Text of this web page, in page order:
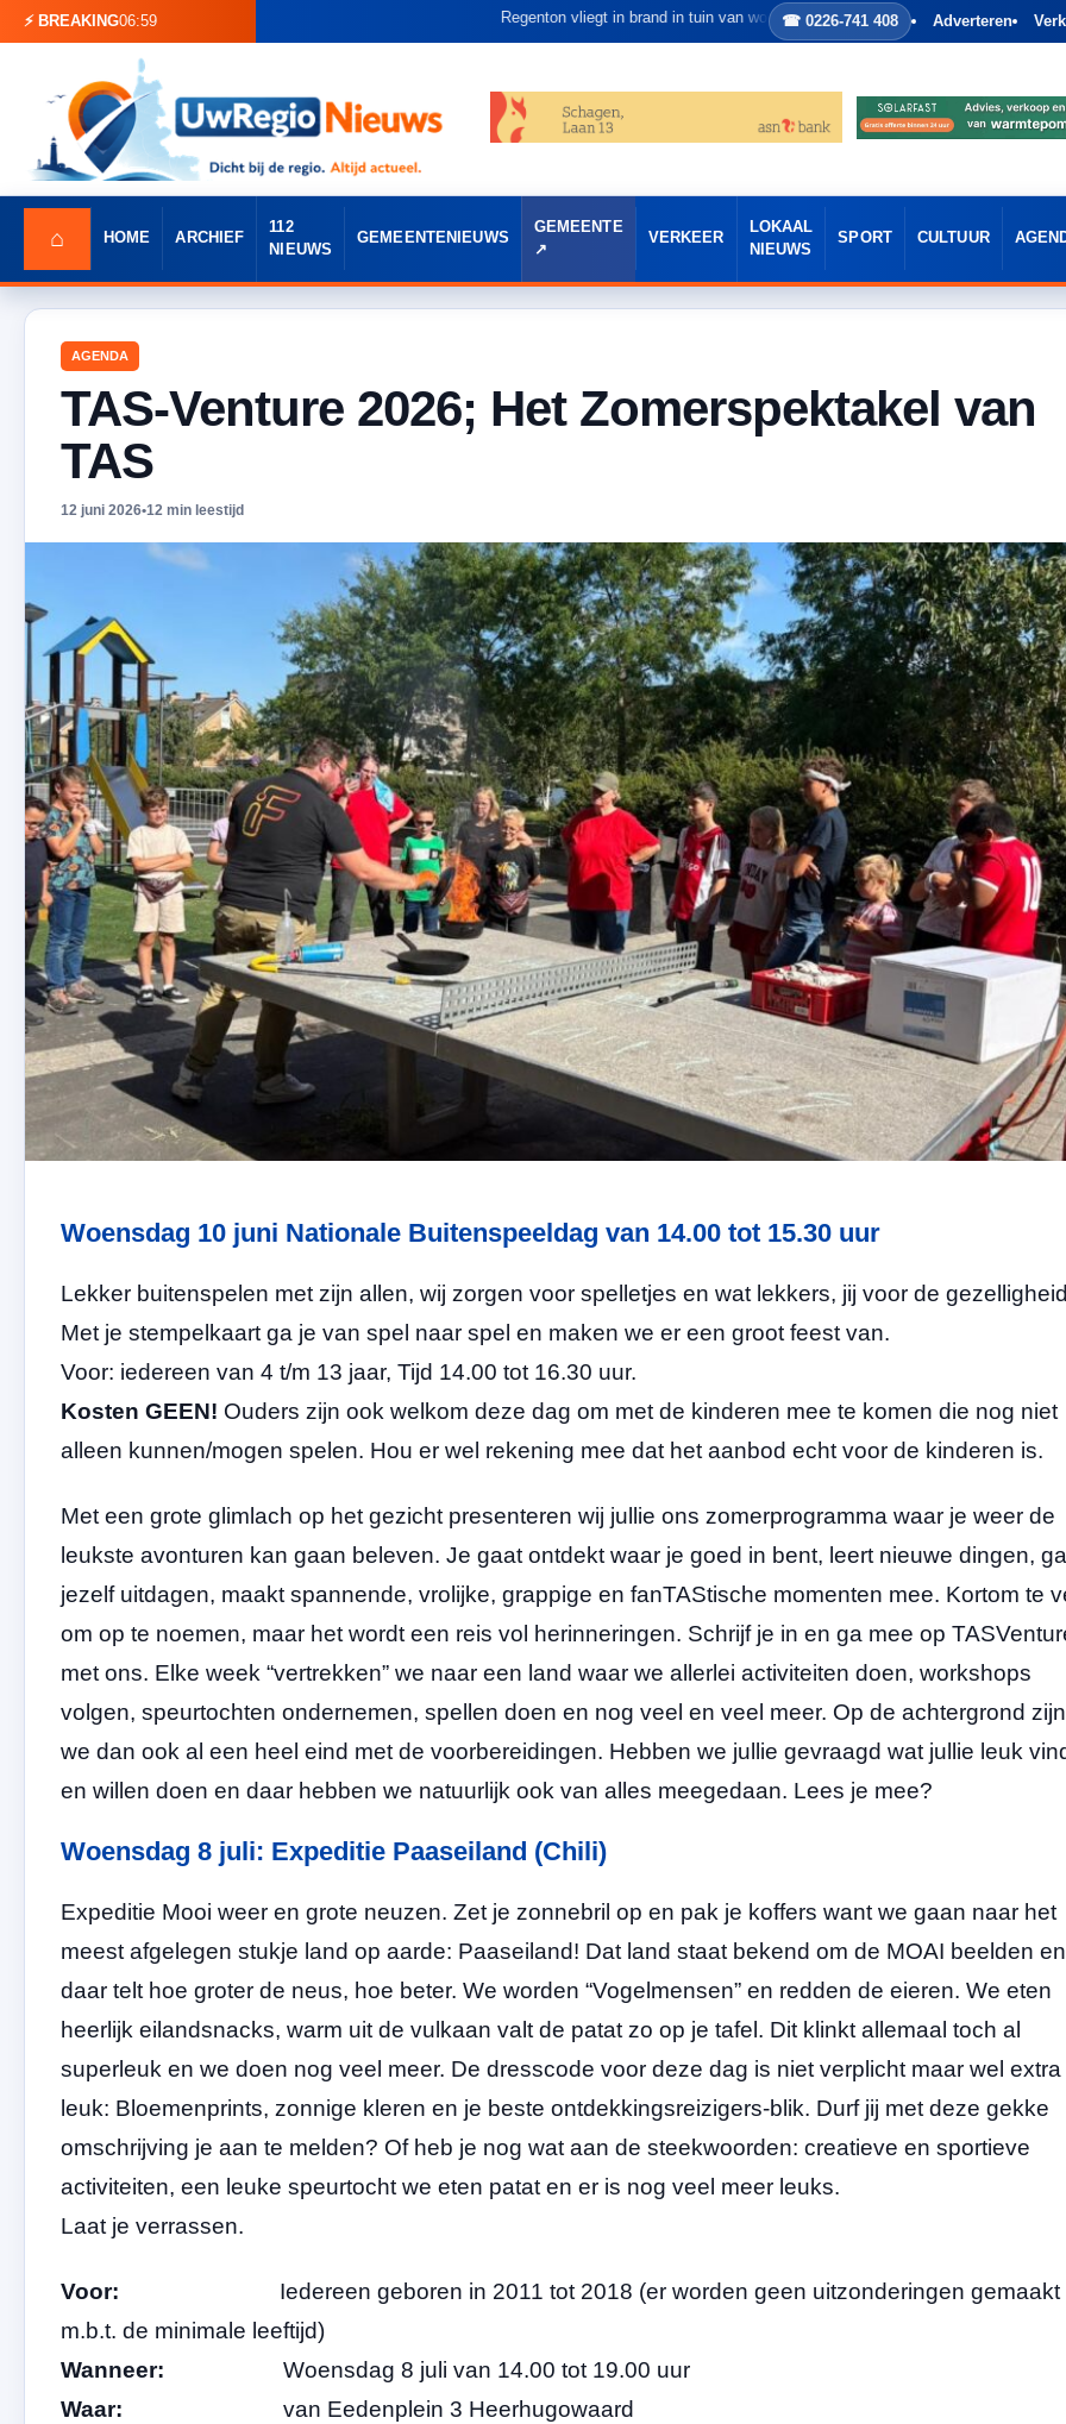
⚡ BREAKING06:59 Regenton vliegt in brand in tuin van woning in Heerhugowaard
☎ 0226-741 408 Adverteren
⌂ HOME ARCHIEF
112
NIEUWS
GEMEENTENIEUWS
GEMEENTE
VERKEER
LOKAAL
NIEUWS
SPORT CULTUUR
AGENDA
TAS-Venture 2026; Het Zomerspektakel van
TAS
12 juni 2026•12 min leestijd
Woensdag 10 juni Nationale Buitenspeeldag van 14.00 tot 15.30 uur
Lekker buitenspelen met zijn allen, wij zorgen voor spelletjes en wat lekkers, jij voor de
Met je stempelkaart ga je van spel naar spel en maken we er een groot feest van.
Voor: iedereen van 4 t/m 13 jaar, Tijd 14.00 tot 16.30 uur.
Kosten GEEN! Ouders zijn ook welkom deze dag om met de kinderen mee te komen die nog niet
alleen kunnen/mogen spelen. Hou er wel rekening mee dat het aanbod echt voor de kinderen is.
Met een grote glimlach op het gezicht presenteren wij jullie ons zomerprogramma waar je weer de
leukste avonturen kan gaan beleven. Je gaat ontdekt waar je goed in bent, leert nieuwe dingen,
jezelf uitdagen, maakt spannende, vrolijke, grappige en fanTAStische momenten mee. Kortom te
om op te noemen, maar het wordt een reis vol herinneringen. Schrijf je in en ga mee op
met ons. Elke week “vertrekken” we naar een land waar we allerlei activiteiten doen, workshops
volgen, speurtochten ondernemen, spellen doen en nog veel en veel meer. Op de achtergrond zijn
we dan ook al een heel eind met de voorbereidingen. Hebben we jullie gevraagd wat jullie leuk
en willen doen en daar hebben we natuurlijk ook van alles meegedaan. Lees je mee?
Woensdag 8 juli: Expeditie Paaseiland (Chili)
Expeditie Mooi weer en grote neuzen. Zet je zonnebril op en pak je koffers want we gaan naar het
meest afgelegen stukje land op aarde: Paaseiland! Dat land staat bekend om de MOAI beelden en
daar telt hoe groter de neus, hoe beter. We worden “Vogelmensen” en redden de eieren. We eten
heerlijk eilandsnacks, warm uit de vulkaan valt de patat zo op je tafel. Dit klinkt allemaal toch al
superleuk en we doen nog veel meer. De dresscode voor deze dag is niet verplicht maar wel extra
leuk: Bloemenprints, zonnige kleren en je beste ontdekkingsreizigers-blik. Durf jij met deze gekke
omschrijving je aan te melden? Of heb je nog wat aan de steekwoorden: creatieve en sportieve
activiteiten, een leuke speurtocht we eten patat en er is nog veel meer leuks.
Laat je verrassen.
Voor: Iedereen geboren in 2011 tot 2018 (er worden geen uitzonderingen gemaakt
m.b.t. de minimale leeftijd)
Wanneer: Woensdag 8 juli van 14.00 tot 19.00 uur
Waar: van Eedenplein 3 Heerhugowaard